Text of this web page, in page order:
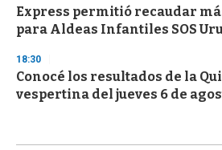
Express permitió recaudar
para Aldeas Infantiles SOS
18:30
Conocé los resultados de la
vespertina del jueves 6 de